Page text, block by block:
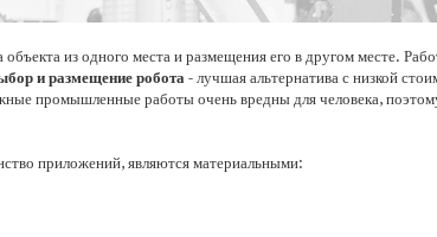
из одного места и размещения его в другом месте.
и размещение робота - лучшая альтернатива с низкой
промышленные работы очень вредны для человека,
приложений, являются материальными: